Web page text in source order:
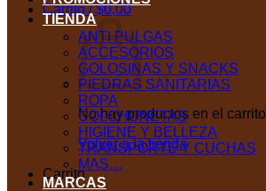
Carrito /$0,00
No hay productos en el
Volver a la tienda
Carrito
TIENDA
ANTI PULGAS
ACCESORIOS
GOLOSINAS Y SNACKS
PIEDRAS SANITARIAS
ROPA
COLCHONETAS
HIGIENE Y BELLEZA
TRANSPORTE Y CUCHAS
MAS…
MARCAS